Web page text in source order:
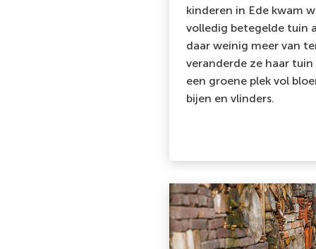
kinderen in Ede kwam
volledig betegelde tuin
daar weinig meer van
veranderde ze haar
een groene plek vol
bijen en vlinders.